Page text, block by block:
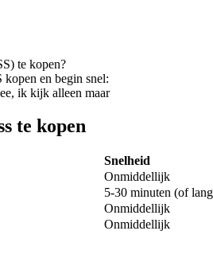
en grondstoffen
te kopen?
en begin snel:
ik kijk alleen maar
te kopen
Snelheid
Onmiddellijk
5-30 minuten (of
Onmiddellijk
Onmiddellijk